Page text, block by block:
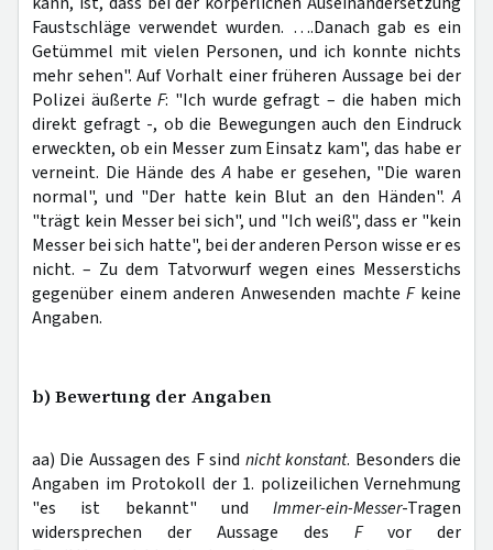
Faustschläge verwendet wurden. ….Danach gab es ein
Getümmel mit vielen Personen, und ich konnte nichts
mehr sehen". Auf Vorhalt einer früheren Aussage bei der
Polizei äußerteF: "Ich wurde gefragt – die haben mich
direkt gefragt -, ob die Bewegungen auch den Eindruck
erweckten, ob ein Messer zum Einsatz kam", das habe er
verneint. Die Hände desAhabe er gesehen, "Die waren
normal", und "Der hatte kein Blut an den Händen".A
"trägt kein Messer bei sich", und "Ich weiß", dass er "kein
Messer bei sich hatte", bei der anderen Person wisse er es
nicht. – Zu dem Tatvorwurf wegen eines Messerstichs
gegenüber einem anderen Anwesenden machteFkeine
Angaben.
b) Bewertung der Angaben
aa) Die Aussagen des F sind nicht konstant. Besonders die
Angaben im Protokoll der 1. polizeilichen Vernehmung
"es ist bekannt" und Immer-ein-Messer-Tragen
widersprechen
der Aussage des Fvor der